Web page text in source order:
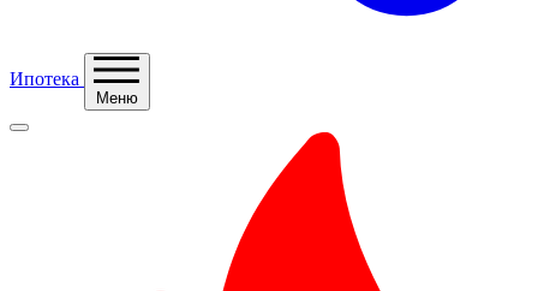
Ипотека
Меню